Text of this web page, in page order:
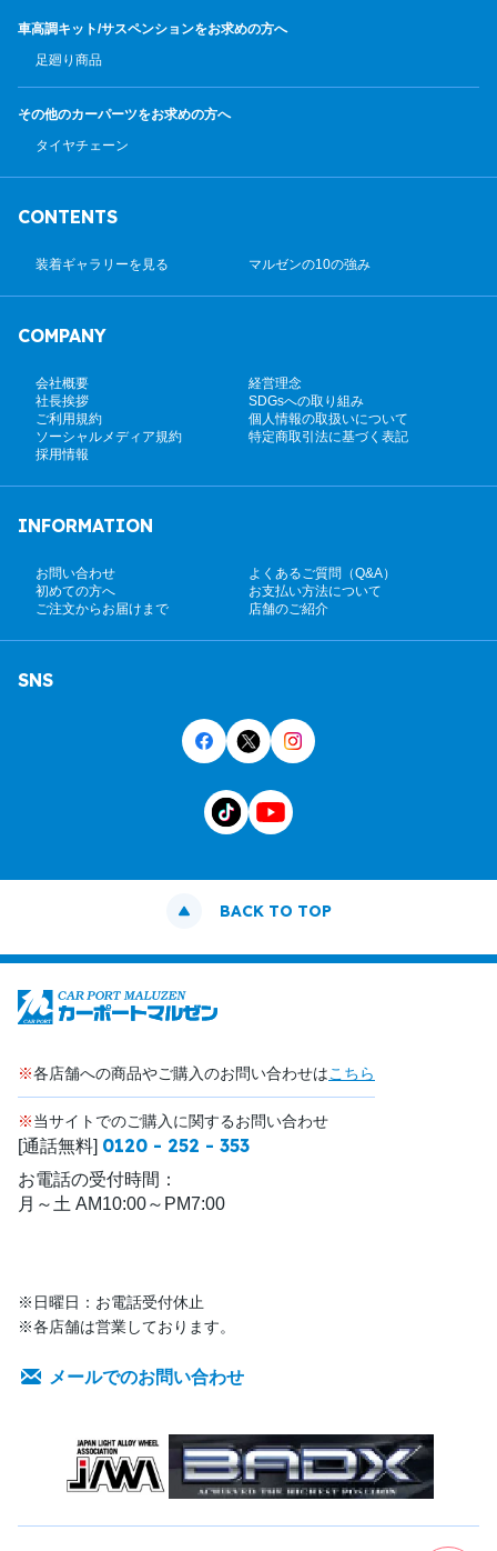
車高調キット/サスペンションをお求めの方へ
足廻り商品
その他のカーパーツをお求めの方へ
タイヤチェーン
CONTENTS
装着ギャラリーを見る マルゼンの10の強み
COMPANY
会社概要
経営理念
社長挨拶
SDGsへの取り組み
ご利用規約
個人情報の取扱いについて
ソーシャルメディア規約
特定商取引法に基づく表記
採用情報
INFORMATION
お問い合わせ
よくあるご質問（Q&A）
初めての方へ
お支払い方法について
ご注文からお届けまで
店舗のご紹介
SNS
BACK TO TOP
※各店舗への商品やご購入のお問い合わせはこちら
※当サイトでのご購入に関するお問い合わせ
[通話無料] 0120 - 252 - 353
お電話の受付時間：
月～土 AM10:00～PM7:00
※日曜日：お電話受付休止
※各店舗は営業しております。
メールでのお問い合わせ